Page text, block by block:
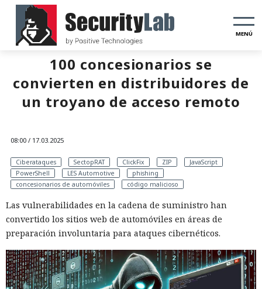
MENÚ
100 concesionarios se
convierten en distribuidores de
un troyano de acceso remoto
08:00 / 17.03.2025
Ciberataques SectopRAT ClickFix ZIP
JavaScript
PowerShell
LES Automotive
phishing
concesionarios de automóviles
código malicioso
Las vulnerabilidades en la cadena de suministro han
convertido los sitios web de automóviles en áreas de
preparación involuntaria para ataques cibernéticos.